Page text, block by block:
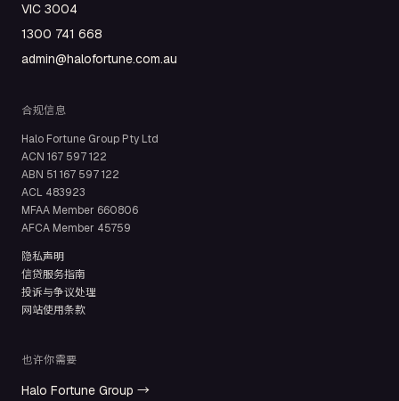
VIC 3004
1300 741 668
admin@halofortune.com.au
合规信息
Halo Fortune Group Pty Ltd
ACN 167 597 122
ABN 51 167 597 122
ACL 483923
MFAA Member 660806
AFCA Member 45759
隐私声明
信贷服务指南
投诉与争议处理
网站使用条款
也许你需要
Halo Fortune Group →